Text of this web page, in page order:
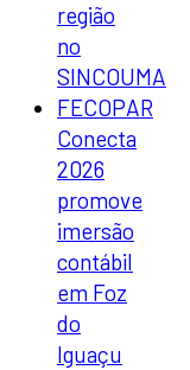
região
no
SINCOUMA
FECOPAR
Conecta
2026
promove
imersão
contábil
em Foz
do
Iguaçu